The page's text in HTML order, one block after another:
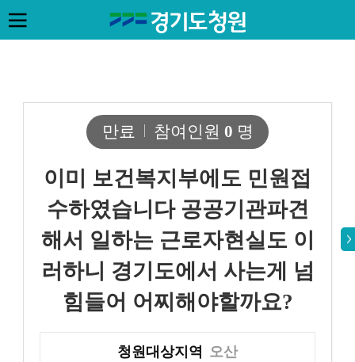
만료 참여인원 0 명
이미 보건복지부에도 민원접
수하였습니다 공공기관파견
해서 일하는 근로자현실도 이
러하니 경기도에서 사는게 넘
힘들어 어찌해야할까요?
청원대상지역 오산